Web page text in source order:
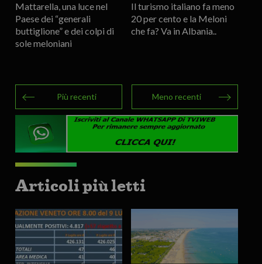
Mattarella, una luce nel
Paese dei “generali
buttiglione” e dei colpi di
sole meloniani
Il turismo italiano fa meno
20 per cento e la Meloni
che fa? Va in Albania..
Più recenti Meno recenti
Articoli più letti